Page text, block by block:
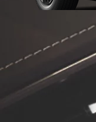
À partir de
ou financement à partir de